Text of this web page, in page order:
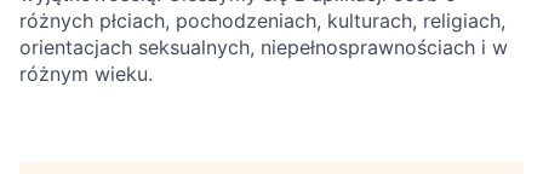
różnych płciach, pochodzeniach, kulturach, religiach,
orientacjach seksualnych, niepełnosprawnościach i w
różnym wieku.